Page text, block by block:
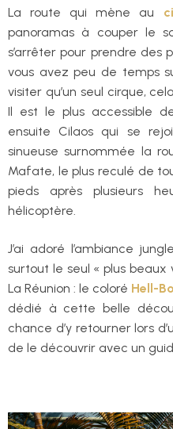
La route qui mène au
panoramas à couper le
s’arrêter pour prendre des
vous avez peu de temps
visiter qu’un seul cirque,
Il est le plus accessible
ensuite Cilaos qui se
sinueuse surnommée la
Mafate, le plus reculé de
pieds après plusieurs
hélicoptère.
J’ai adoré l’ambiance
surtout le seul « plus beaux
La Réunion : le coloré Hell-
dédié à cette belle
chance d’y retourner lors
de le découvrir avec un